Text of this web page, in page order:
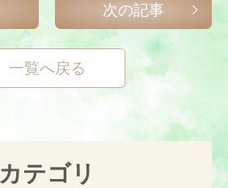
次の記事
一覧へ戻る
カテゴリ